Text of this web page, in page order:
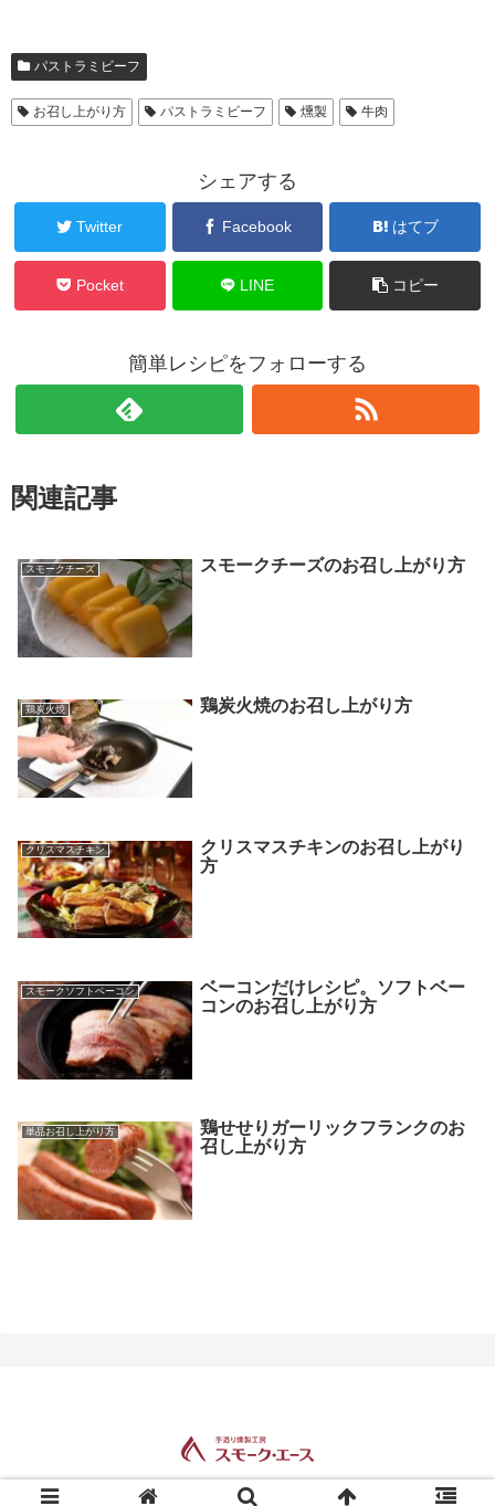
パストラミビーフ
お召し上がり方 パストラミビーフ 燻製 牛肉
シェアする
Twitter Facebook はてブ
Pocket LINE コピー
簡単レシピをフォローする
関連記事
スモークチーズ スモークチーズのお召し上がり方
鶏炭火焼 鶏炭火焼のお召し上がり方
クリスマスチキン
クリスマスチキンのお召し上がり
方
スモークソフトベーコン
ベーコンだけレシピ。ソフトベー
コンのお召し上がり方
単品お召し上がり方
鶏せせりガーリックフランクのお
召し上がり方